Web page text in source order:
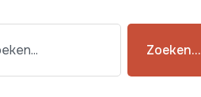
Zoeken...